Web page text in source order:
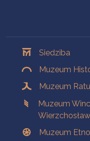
Siedziba
Muzeum
Muzeum
Muzeum
Muzeum